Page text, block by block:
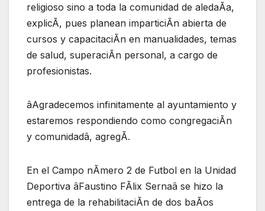
religioso sino a toda la comunidad de aledaÃa,
explicÃ, pues planean imparticiÃn abierta de
cursos y capacitaciÃn en manualidades, temas
de salud, superaciÃn personal, a cargo de
profesionistas.
âAgradecemos infinitamente al ayuntamiento y
estaremos respondiendo como congregaciÃn
y comunidadâ, agregÃ.
En el Campo nÃmero 2 de Futbol en la Unidad
Deportiva âFaustino FÃlix Sernaâ se hizo la
entrega de la rehabilitaciÃn de dos baÃos